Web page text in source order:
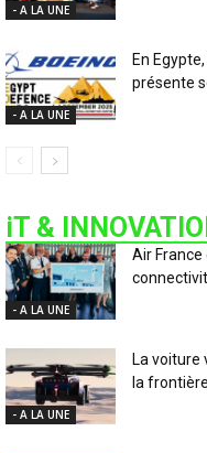
- A LA UNE
- A LA UNE
En
présente
iT &
- A LA UNE
Air France
- A LA UNE
La voiture
la frontière